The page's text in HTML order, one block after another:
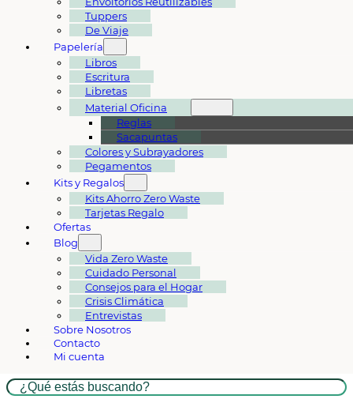
Tuppers
De Viaje
Papelería
Libros
Escritura
Libretas
Material Oficina
Reglas
Sacapuntas
Colores y Subrayadores
Pegamentos
Kits y Regalos
Kits Ahorro Zero Waste
Tarjetas Regalo
Ofertas
Blog
Vida Zero Waste
Cuidado Personal
Consejos para el Hogar
Crisis Climática
Entrevistas
Sobre Nosotros
Contacto
Mi cuenta
Buscar